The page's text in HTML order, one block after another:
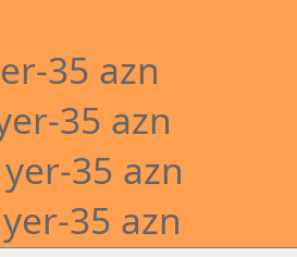
35 azn
35 azn
35 azn
35 azn